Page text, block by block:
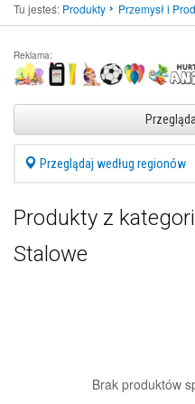
Tu jesteś: Produkty Przemysł i
Reklama:
Przeglądaj według regionów
Produkty z
Stalowe
Brak produktów